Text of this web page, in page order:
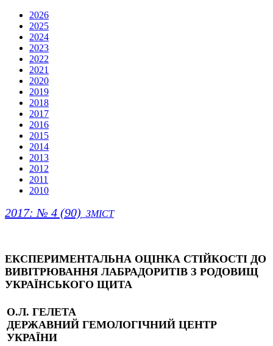
2026
2025
2024
2023
2022
2021
2020
2019
2018
2017
2016
2015
2014
2013
2012
2011
2010
2017: № 4 (90) ЗМІСТ
ЕКСПЕРИМЕНТАЛЬНА ОЦІНКА СТІЙКОСТІ ДО
ВИВІТРЮВАННЯ ЛАБРАДОРИТІВ З РОДОВИЩ
УКРАЇНСЬКОГО ЩИТА
О.Л. ГЕЛЕТА
ДЕРЖАВНИЙ ГЕМОЛОГІЧНИЙ ЦЕНТР
УКРАЇНИ